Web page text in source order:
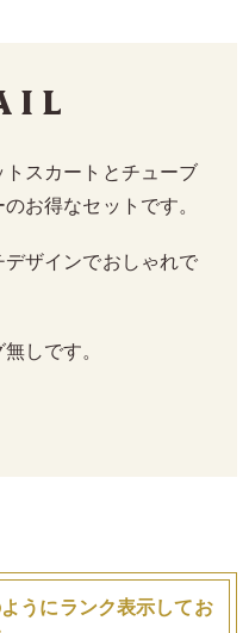
スカートとチューブ
お得なセットです。
ザインでおしゃれで
しです。
うにランク表示してお